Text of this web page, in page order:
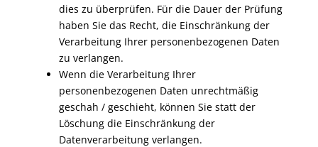
dies zu überprüfen. Für die Dauer der Prüfung
haben Sie das Recht, die Einschränkung der
Verarbeitung Ihrer personenbezogenen Daten
zu verlangen.
Wenn die Verarbeitung Ihrer
personenbezogenen Daten unrechtmäßig
geschah / geschieht, können Sie statt der
Löschung die Einschränkung der
Datenverarbeitung verlangen.